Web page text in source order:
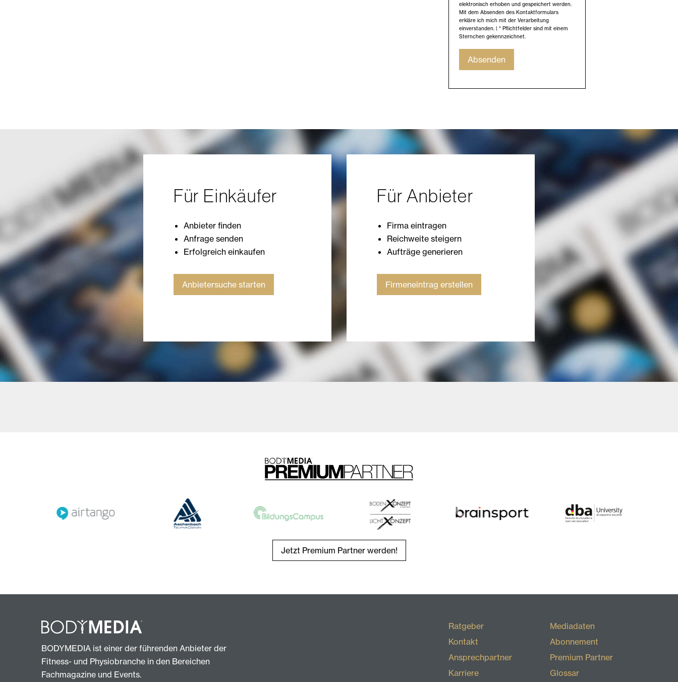
elektronisch erhoben und gespeichert werden.
Mit dem Absenden des Kontaktformulars
erkläre ich mich mit der Verarbeitung
einverstanden. | * Pflichtfelder sind mit einem
Sternchen gekennzeichnet.
Absenden
Für Einkäufer
Anbieter finden
Anfrage senden
Erfolgreich einkaufen
Anbietersuche starten
Für Anbieter
Firma eintragen
Reichweite steigern
Aufträge generieren
Firmeneintrag erstellen
Jetzt Premium Partner werden!
BODYMEDIA ist einer der führenden Anbieter der
Fitness- und Physiobranche in den Bereichen
Fachmagazine und Events.
Ratgeber
Kontakt
Ansprechpartner
Karriere
Mediadaten
Abonnement
Premium Partner
Glossar